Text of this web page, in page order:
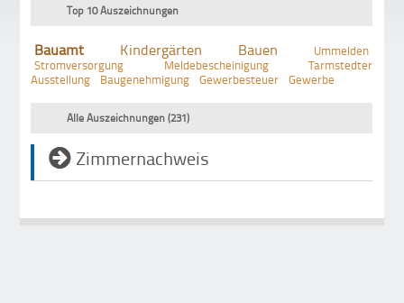
Top 10 Auszeichnungen
Bauamt Kindergärten Bauen
Ummelden
Stromversorgung
Meldebescheinigung
Tarmstedter
Ausstellung
Baugenehmigung Gewerbesteuer Gewerbe
Alle Auszeichnungen (231)
Zimmernachweis